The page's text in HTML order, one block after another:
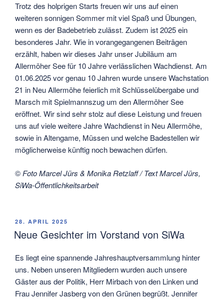
Trotz des holprigen Starts freuen wir uns auf einen
weiteren sonnigen Sommer mit viel Spaß und Übungen,
wenn es der Badebetrieb zulässt. Zudem ist 2025 ein
besonderes Jahr. Wie in vorangegangenen Beiträgen
erzählt, haben wir dieses Jahr unser Jubiläum am
Allermöher See für 10 Jahre verlässlichen Wachdienst. Am
01.06.2025 vor genau 10 Jahren wurde unsere Wachstation
21 in Neu Allermöhe feierlich mit Schlüsselübergabe und
Marsch mit Spielmannszug um den Allermöher See
eröffnet. Wir sind sehr stolz auf diese Leistung und freuen
uns auf viele weitere Jahre Wachdienst in Neu Allermöhe,
sowie in Altengame, Müssen und welche Badestellen wir
möglicherweise künftig noch bewachen dürfen.
© Foto Marcel Jürs & Monika Retzlaff / Text Marcel Jürs,
SiWa-Öffentlichkeitsarbeit
VERÖFFENTLICHT
AM
28. APRIL 2025
Neue Gesichter im Vorstand von SiWa
Es liegt eine spannende Jahreshauptversammlung hinter
uns. Neben unseren Mitgliedern wurden auch unsere
Gäster aus der Politik, Herr Mirbach von den Linken und
Frau Jennifer Jasberg von den Grünen begrüßt. Jennifer